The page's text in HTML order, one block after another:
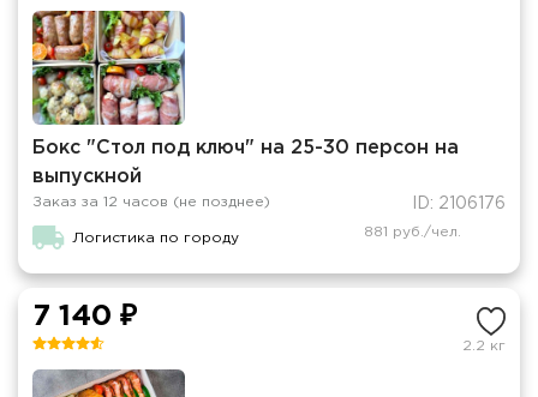
Бокс "Стол под ключ" на 25-30 персон на
выпускной
Заказ за 12 часов (не позднее) ID: 2106176
Логистика по городу 881 руб./чел.
7 140 ₽
2.2 кг